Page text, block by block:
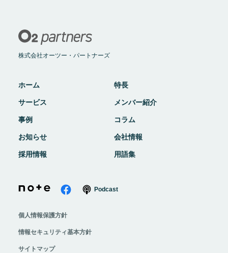
株式会社オーツー・パートナーズ
ホーム 特長
サービス メンバー紹介
事例 コラム
お知らせ 会社情報
採用情報 用語集
Podcast
個人情報保護方針
情報セキュリティ基本方針
サイトマップ